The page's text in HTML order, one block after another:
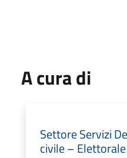
A cura di
Settore Servizi
civile – Elettorale